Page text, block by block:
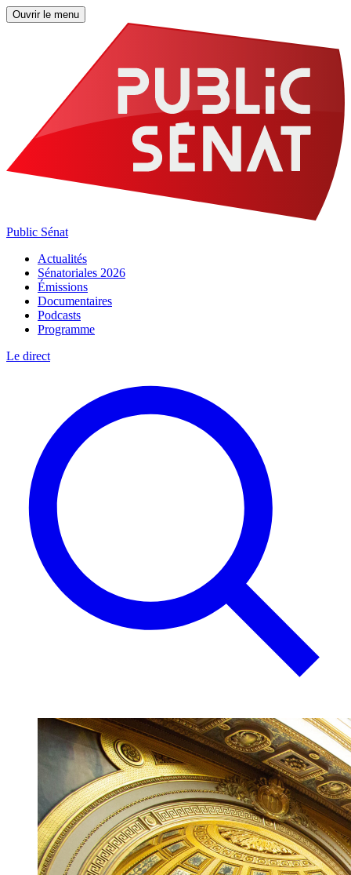
Ouvrir le menu
Public Sénat
Actualités
Sénatoriales 2026
Émissions
Documentaires
Podcasts
Programme
Le direct